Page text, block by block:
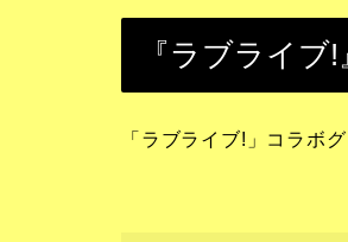
『ラブライ
「ラブライブ!」コラボ